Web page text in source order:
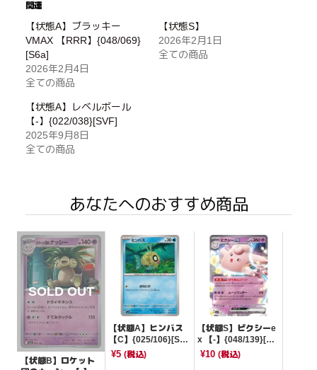
関連
【状態A】ブラッキー
VMAX 【RRR】{048/069}
[S6a]
2026年2月4日
全ての商品
【状態S】
2026年2月1日
全ての商品
【状態A】レベルボール
【-】{022/038}[SVF]
2025年9月8日
全ての商品
あなたへのおすすめ商品
【状態B】ロケット
【状態A】ヒンバス
【C】{025/106}[SV
8]
¥5(税込)
【状態S】ピクシーe
x 【-】{048/139}[SV
D]
¥10 (税込)